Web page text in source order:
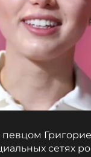
певцом
сетях